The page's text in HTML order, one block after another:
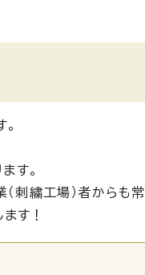
す。
刺繍工場）者からも
す！